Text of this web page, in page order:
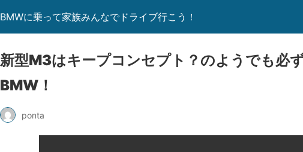
BMWに乗って家族みんなでドライブ行こう！
新型M3はキープコンセプト？のようでも必
BMW！
ponta